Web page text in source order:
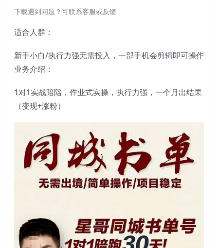
下载遇到问题？可联系客服或反馈
适合人群：
新手小白/执行力强无需投入，一部手机会剪辑即可操作
业务介绍：
1对1实战陪陪，作业式实操，执行力强，一个月出结果
（变现+涨粉）